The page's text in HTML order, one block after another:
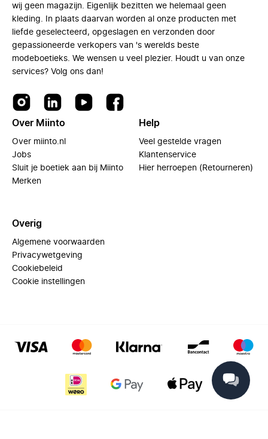
wij geen magazijn. Eigenlijk bezitten we helemaal geen
kleding. In plaats daarvan worden al onze producten met
liefde geselecteerd, opgeslagen en verzonden door
gepassioneerde verkopers van 's werelds beste
modeboetieks. We wensen u veel plezier. Houdt u van onze
services? Volg ons dan!
Over Miinto
Over miinto.nl
Jobs
Sluit je boetiek aan bij Miinto
Merken
Help
Veel gestelde vragen
Klantenservice
Hier herroepen (Retourneren)
Overig
Algemene voorwaarden
Privacywetgeving
Cookiebeleid
Cookie instellingen